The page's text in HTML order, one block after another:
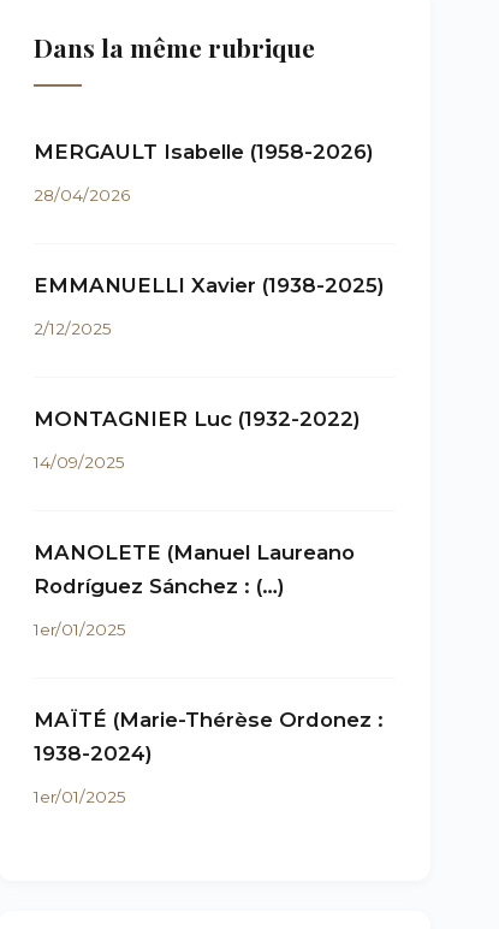
Dans la même rubrique
MERGAULT Isabelle (1958-2026)
28/04/2026
EMMANUELLI Xavier (1938-2025)
2/12/2025
MONTAGNIER Luc (1932-2022)
14/09/2025
MANOLETE (Manuel Laureano
Rodríguez Sánchez : (…)
1er/01/2025
MAÏTÉ (Marie-Thérèse Ordonez :
1938-2024)
1er/01/2025